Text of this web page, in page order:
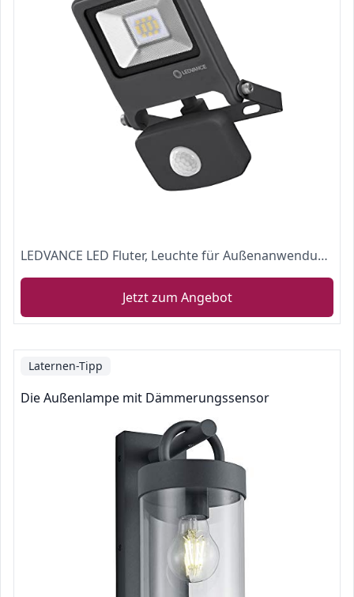
LEDVANCE LED Fluter, Leuchte für Außenanwendungen, integrierter Bewegungssensor, Kaltweiß, 125,0 mm x 101,0 mm x 29,0 mm, ENDURA FLOOD
Jetzt zum Angebot
Laternen-Tipp
Die Außenlampe mit Dämmerungssensor